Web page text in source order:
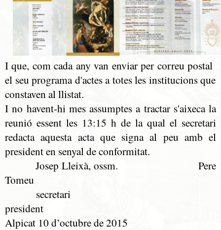
I que, com cada any van enviar per correu postal
el seu programa d'actesa totes les institucions que
constaven al llistat.
I no havent-hi mes assumptes a tractar s'aixeca la
reunió essent les 13:15 h de la qual el secretari
redacta aquesta acta que signa al peu amb el
president en senyal de conformitat.
Josep Lleixà, ossm. Pere
Tomeu
secretari
president
Alpicat 10 d’octubre de 2015